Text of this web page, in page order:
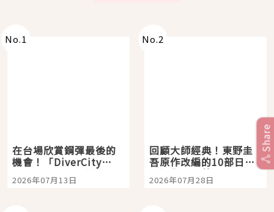
No.1
在台場欣賞鋼彈最後的
機會！「DiverCity
Tokyo Plaza」搭船、
購物、美食及夜景，一
2026年07月13日
No.2
回顧大師經典！東野圭
吾原作改編的10部日本
影視作品推薦
2026年07月28日
Share